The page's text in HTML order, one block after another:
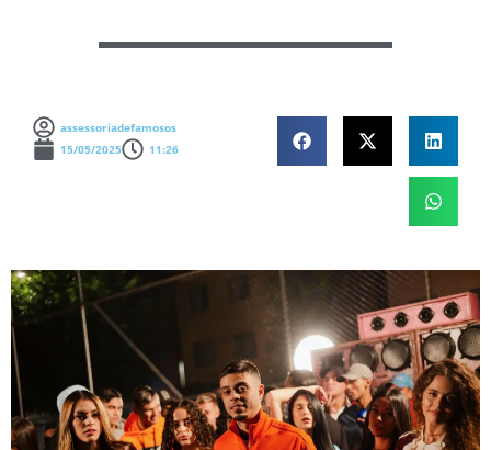
assessoriadefamosos
15/05/2025
11:26